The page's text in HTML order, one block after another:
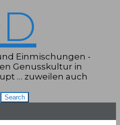
Einmischungen -
Genusskultur in
… zuweilen auch